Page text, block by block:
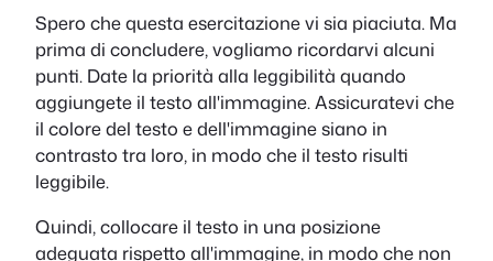
Spero che questa esercitazione vi sia piaciuta. Ma
prima di concludere, vogliamo ricordarvi alcuni
punti. Date la priorità alla leggibilità quando
aggiungete il testo all'immagine. Assicuratevi che
il colore del testo e dell'immagine siano in
contrasto tra loro, in modo che il testo risulti
leggibile.
Quindi, collocare il testo in una posizione
adeguata rispetto all'immagine, in modo che non